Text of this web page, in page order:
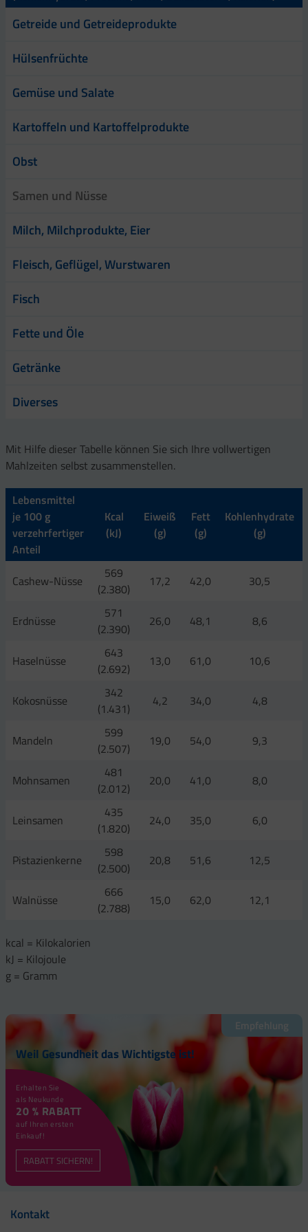
Getreide und Getreideprodukte
Hülsenfrüchte
Gemüse und Salate
Kartoffeln und Kartoffelprodukte
Obst
Samen und Nüsse
Milch, Milchprodukte, Eier
Fleisch, Geflügel, Wurstwaren
Fisch
Fette und Öle
Getränke
Diverses
Mit Hilfe dieser Tabelle können Sie sich Ihre vollwertigen
Mahlzeiten selbst zusammenstellen.
Lebensmittel
je 100 g
verzehrfertiger
Anteil
Kcal
(kJ)
Eiweiß
(g)
Fett
(g)
Kohlenhydrate
(g)
Cashew-Nüsse
569
(2.380)
17,2 42,0 30,5
Erdnüsse
571
(2.390)
26,0 48,1 8,6
Haselnüsse
643
(2.692)
13,0 61,0 10,6
Kokosnüsse
342
(1.431)
4,2 34,0 4,8
Mandeln
599
(2.507)
19,0 54,0 9,3
Mohnsamen
481
(2.012)
20,0 41,0 8,0
Leinsamen
435
(1.820)
24,0 35,0 6,0
Pistazienkerne
598
(2.500)
20,8 51,6 12,5
Walnüsse
666
(2.788)
15,0 62,0 12,1
kcal = Kilokalorien
kJ = Kilojoule
g = Gramm
Empfehlung
Weil Gesundheit das Wichtigste ist!
Erhalten Sie
als Neukunde
20 % RABATT
auf Ihren ersten
Einkauf!
RABATT SICHERN!
Kontakt